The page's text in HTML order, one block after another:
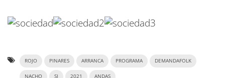
ROJO PINARES ARRANCA PROGRAMA DEMANDAFOLK
NACHO SI 2021 ANDAS